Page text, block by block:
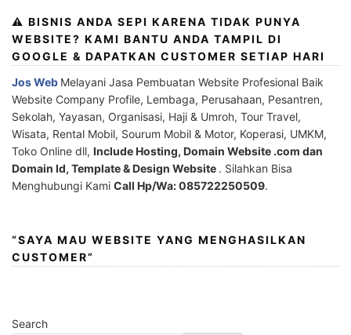
⚠️ BISNIS ANDA SEPI KARENA TIDAK PUNYA
WEBSITE? KAMI BANTU ANDA TAMPIL DI
GOOGLE & DAPATKAN CUSTOMER SETIAP HARI
Jos Web Melayani Jasa Pembuatan Website Profesional Baik
Website Company Profile, Lembaga, Perusahaan, Pesantren,
Sekolah, Yayasan, Organisasi, Haji & Umroh, Tour Travel,
Wisata, Rental Mobil, Sourum Mobil & Motor, Koperasi, UMKM,
Toko Online dll, Include Hosting, Domain Website .com dan
Domain Id, Template & Design Website . Silahkan Bisa
Menghubungi Kami Call Hp/Wa: 085722250509.
“SAYA MAU WEBSITE YANG MENGHASILKAN
CUSTOMER”
Search